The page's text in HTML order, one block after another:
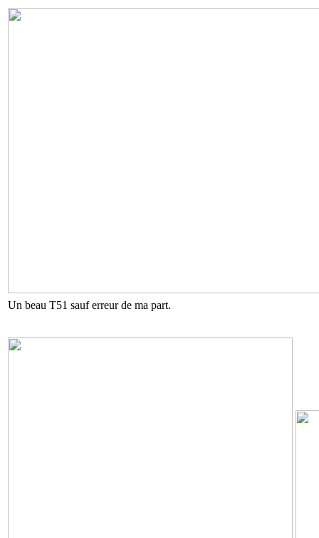
Un beau T51 sauf erreur de ma part.